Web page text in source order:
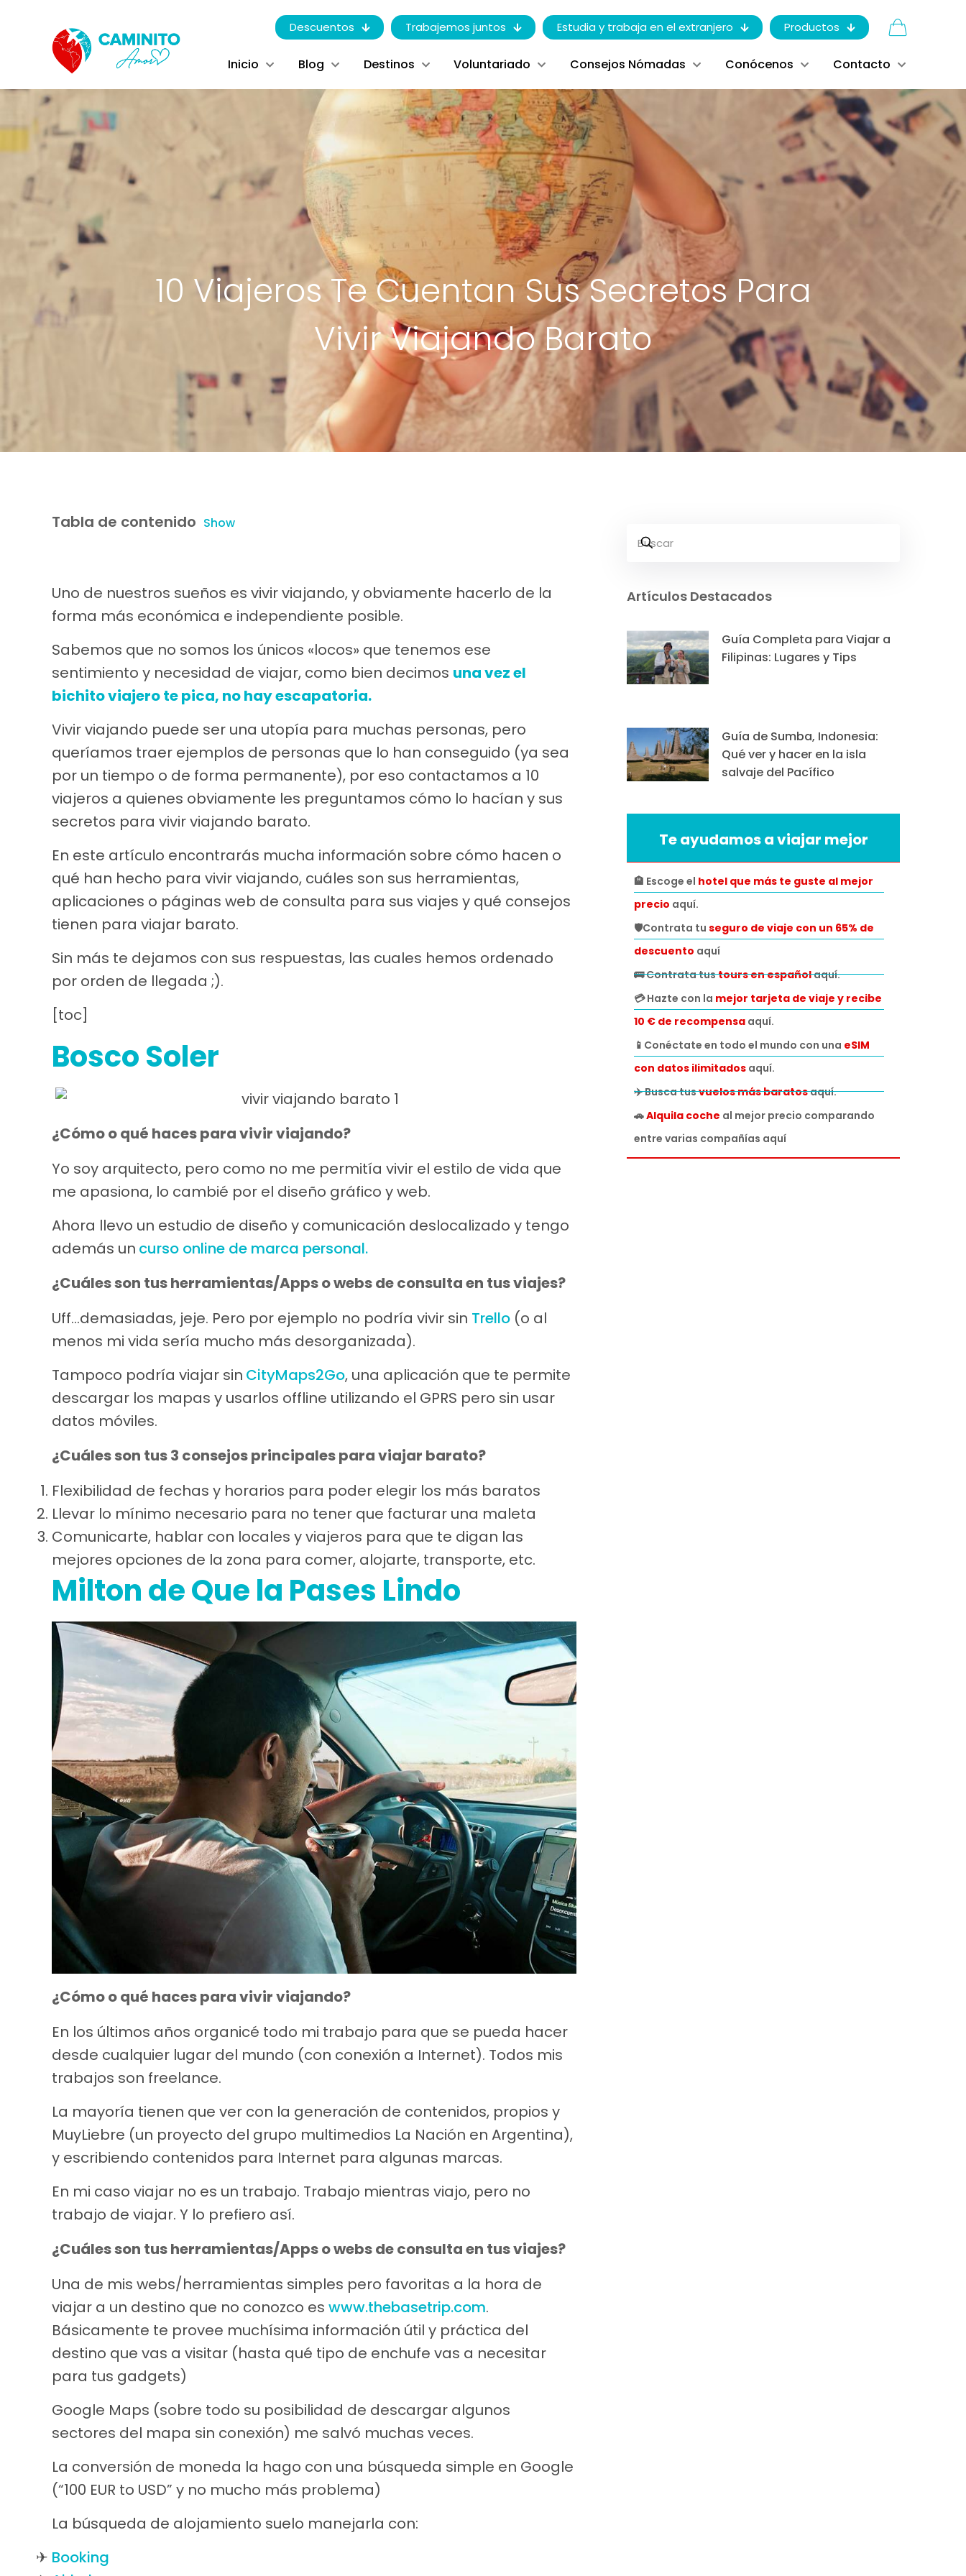
Descuentos Trabajemos juntos Estudia y trabaja en el extranjero Productos
Inicio Blog Destinos Voluntariado Consejos Nómadas Conócenos Contacto
10 Viajeros Te Cuentan Sus Secretos Para
Vivir Viajando Barato
Tabla de contenido Show
Uno de nuestros sueños es vivir viajando, y obviamente hacerlo de la
forma más económica e independiente posible.
Sabemos que no somos los únicos «locos» que tenemos ese
sentimiento y necesidad de viajar, como bien decimos una vez el
bichito viajero te pica, no hay escapatoria.
Vivir viajando puede ser una utopía para muchas personas, pero
queríamos traer ejemplos de personas que lo han conseguido (ya sea
por un tiempo o de forma permanente), por eso contactamos a 10
viajeros a quienes obviamente les preguntamos cómo lo hacían y sus
secretos para vivir viajando barato.
En este artículo encontrarás mucha información sobre cómo hacen o
qué han hecho para vivir viajando, cuáles son sus herramientas,
aplicaciones o páginas web de consulta para sus viajes y qué consejos
tienen para viajar barato.
Sin más te dejamos con sus respuestas, las cuales hemos ordenado
por orden de llegada ;).
[toc]
Bosco Soler
¿Cómo o qué haces para vivir viajando?
Yo soy arquitecto, pero como no me permitía vivir el estilo de vida que
me apasiona, lo cambié por el diseño gráfico y web.
Ahora llevo un estudio de diseño y comunicación deslocalizado y tengo
además un curso online de marca personal.
¿Cuáles son tus herramientas/Apps o webs de consulta en tus viajes?
Uff…demasiadas, jeje. Pero por ejemplo no podría vivir sin Trello (o al
menos mi vida sería mucho más desorganizada).
Tampoco podría viajar sin CityMaps2Go, una aplicación que te permite
descargar los mapas y usarlos offline utilizando el GPRS pero sin usar
datos móviles.
¿Cuáles son tus 3 consejos principales para viajar barato?
Flexibilidad de fechas y horarios para poder elegir los más baratos
Llevar lo mínimo necesario para no tener que facturar una maleta
Comunicarte, hablar con locales y viajeros para que te digan las
mejores opciones de la zona para comer, alojarte, transporte, etc.
Milton de Que la Pases Lindo
¿Cómo o qué haces para vivir viajando?
En los últimos años organicé todo mi trabajo para que se pueda hacer
desde cualquier lugar del mundo (con conexión a Internet). Todos mis
trabajos son freelance.
La mayoría tienen que ver con la generación de contenidos, propios y
MuyLiebre (un proyecto del grupo multimedios La Nación en Argentina),
y escribiendo contenidos para Internet para algunas marcas.
En mi caso viajar no es un trabajo. Trabajo mientras viajo, pero no
trabajo de viajar. Y lo prefiero así.
¿Cuáles son tus herramientas/Apps o webs de consulta en tus viajes?
Una de mis webs/herramientas simples pero favoritas a la hora de
viajar a un destino que no conozco es www.thebasetrip.com.
Básicamente te provee muchísima información útil y práctica del
destino que vas a visitar (hasta qué tipo de enchufe vas a necesitar
para tus gadgets)
Google Maps (sobre todo su posibilidad de descargar algunos
sectores del mapa sin conexión) me salvó muchas veces.
La conversión de moneda la hago con una búsqueda simple en Google
(“100 EUR to USD” y no mucho más problema)
La búsqueda de alojamiento suelo manejarla con:
Booking
Artículos Destacados
Guía Completa para Viajar a
Filipinas: Lugares y Tips
Guía de Sumba, Indonesia:
Qué ver y hacer en la isla
salvaje del Pacífico
Te ayudamos a viajar mejor
🏨 Escoge el hotel que más te guste al mejor
precio aquí.
🛡️Contrata tu seguro de viaje con un 65% de
descuento aquí
🚌 Contrata tustours en españolaquí.
💳 Hazte con la mejor tarjeta de viaje y recibe
10 € de recompensa aquí.
📱Conéctate en todo el mundo con una eSIM
con datos ilimitados aquí.
✈️ Busca tusvuelos más baratosaquí.
🚗Alquila coche al mejor precio comparando
entre varias compañías aquí